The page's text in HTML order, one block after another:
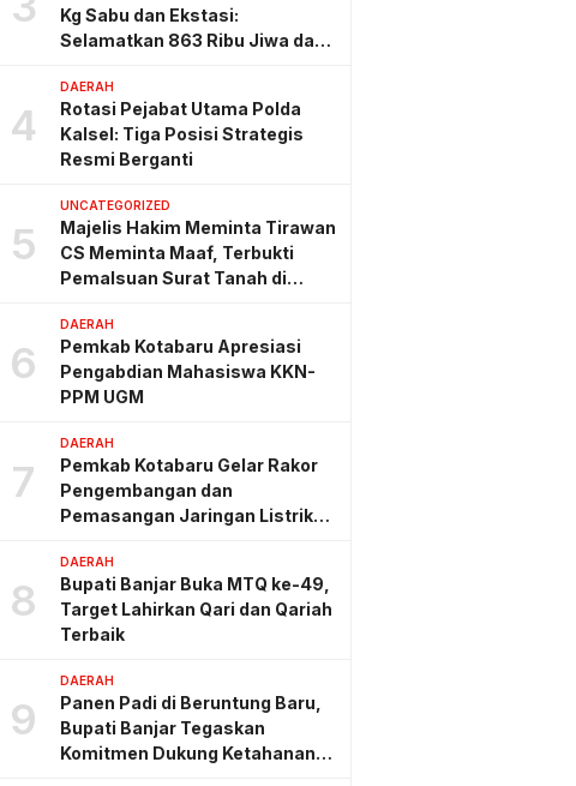
Kg Sabu dan Ekstasi:
Selamatkan 863 Ribu Jiwa dan
Triliun
4
DAERAH
Rotasi Pejabat Utama Polda
Kalsel: Tiga Posisi Strategis
Resmi Berganti
5
UNCATEGORIZED
Majelis Hakim Meminta Tirawan
CS Meminta Maaf, Terbukti
Pemalsuan Surat Tanah di
6
DAERAH
Pemkab Kotabaru Apresiasi
Pengabdian Mahasiswa KKN-
PPM UGM
7
DAERAH
Pemkab Kotabaru Gelar Rakor
Pengembangan dan
Pemasangan Jaringan Listrik
8
DAERAH
Bupati Banjar Buka MTQ ke-49,
Target Lahirkan Qari dan Qariah
Terbaik
9
DAERAH
Panen Padi di Beruntung Baru,
Bupati Banjar Tegaskan
Komitmen Dukung Ketahanan